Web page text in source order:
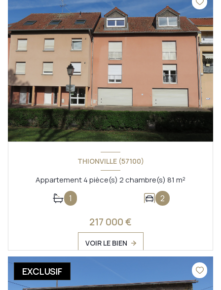
THIONVILLE (57100)
Appartement 4 pièce(s) 2 chambre(s) 81 m²
1 2
217 000 €
VOIR LE BIEN
EXCLUSIF